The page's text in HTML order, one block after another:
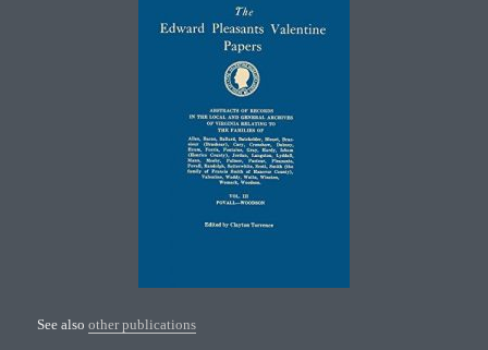
See alsoother publications